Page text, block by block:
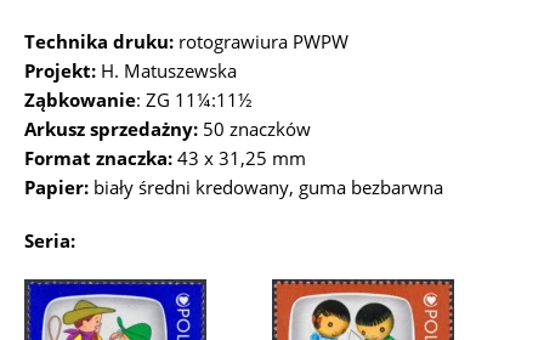
Technika druku: rotograwiura PWPW
Projekt: H. Matuszewska
Ząbkowanie: ZG 11¼:11½
Arkusz sprzedażny: 50 znaczków
Format znaczka: 43 x 31,25 mm
Papier: biały średni kredowany, guma bezbarwna
Seria: